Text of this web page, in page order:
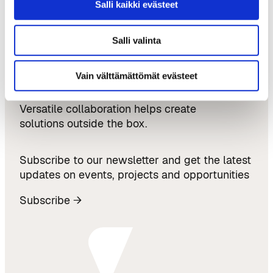
Salli kaikki evästeet
Salli valinta
Vain välttämättömät evästeet
Projects
Versatile collaboration helps create
solutions outside the box.
Subscribe to our newsletter and get the latest
updates on events, projects and opportunities
Subscribe →